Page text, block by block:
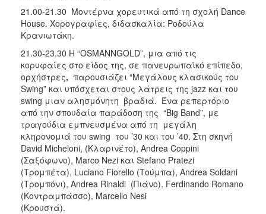
21.00-21.30 Μοντέρνα χορευτικά από τη σχολή Dance
House. Xορογραφίες, διδασκαλία: Ροδούλα
Κρανιωτάκη.
21.30-23.30 Η “OSMANNGOLD”, μια από τις
κορυφαίες στο είδος της, σε πανευρωπαϊκό επίπεδο,
ορχήστρες, παρουσιάζει “Μεγάλους κλασικούς του
Swing” και υπόσχεται στους λάτρεις της jazz και του
swing μιαν αλησμόνητη βραδιά. Ένα ρεπερτόριο
από την σπουδαία παράδοση της “Big Band”, με
τραγούδια εμπνευσμένα από τη μεγάλη
κληρονομιά του swing του ’30 και του ’40. Στη σκηνή
David Micheloni, (Κλαρινέτο), Andrea Coppini
(Σαξόφωνο), Μarco Nezi και Stefano Pratezi
(Τρoμπέτα), Luciano Fiorello (Τούμπα), Andrea Soldani
(Τρομπόνι), Andrea Rinaldi (Πιάνο), Ferdinando Romano
(Κοντραμπάσσο), Marcello Nesi
(Κρουστά).